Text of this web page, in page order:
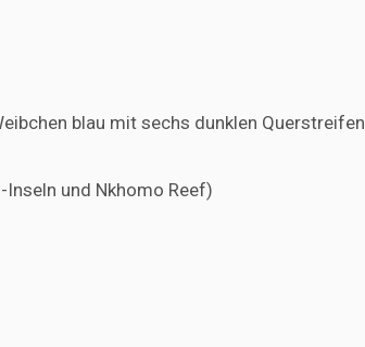
blau mit sechs dunklen Querstreifen
Inseln und Nkhomo Reef)